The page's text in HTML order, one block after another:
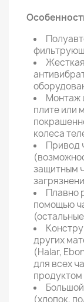
Монтаж
плите или
колеса
Привод
защитным
Плавно
помощью
других
(Halar,
для всех
продуктом
(хлопок,